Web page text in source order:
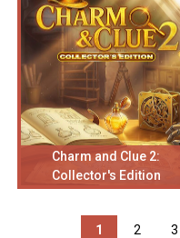
Charm and Clue 2:
Collector's Edition
1 2 3